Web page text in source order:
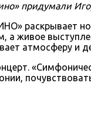
придумали
раскрывает
а живое
атмосферу и